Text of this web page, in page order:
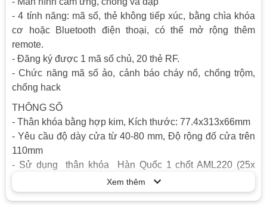
- 4 tính năng: mã số, thẻ không tiếp xúc, bằng chìa khóa
cơ hoặc Bluetooth điện thoại, có thể mở rộng thêm
remote.
- Đăng ký được 1 mã số chủ, 20 thẻ RF.
- Chức năng mã số ảo, cảnh báo cháy nổ, chống trộm,
chống hack
THÔNG SỐ
- Thân khóa bằng hợp kim, Kích thước: 77.4x313x66mm
- Yêu cầu độ dày cửa từ 40-80 mm, Độ rộng đố cửa trên
110mm
- Sử dụng thân khóa Hàn Quốc 1 chốt AML220 (25x
110x 106 mm). Thân lớn 2 chốt AML320 (25x 240x
106mm) đắt hơn 200.000 vnđ
Xem thêm